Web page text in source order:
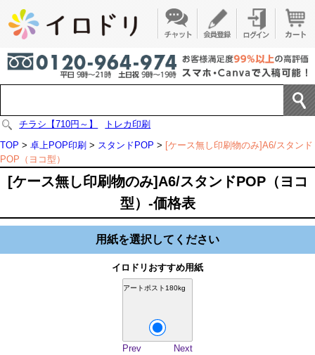
チラシ【710円～】
トレカ印刷
TOP > 卓上POP印刷 > スタンドPOP > [ケース無し印刷物のみ]A6/スタンド
POP（ヨコ型）
[ケース無し印刷物のみ]A6/スタンドPOP（ヨコ
型）-価格表
用紙を選択してください
イロドリおすすめ用紙
アートポスト180kg
Prev
Next